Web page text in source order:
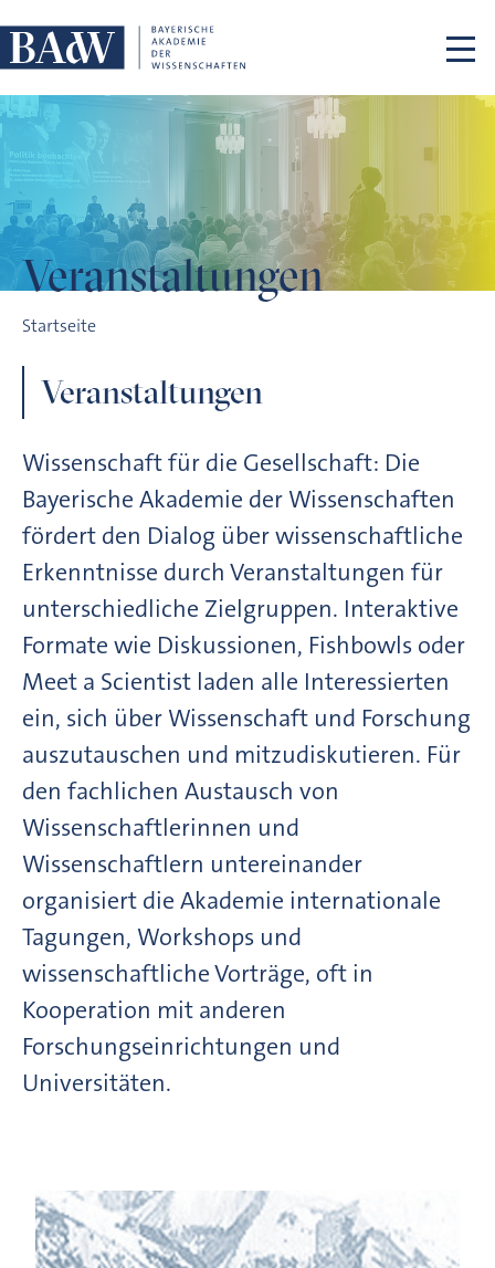
Veranstaltungen
Startseite
Veranstaltungen
Wissenschaft für die Gesellschaft: Die
Bayerische Akademie der Wissenschaften
fördert den Dialog über wissenschaftliche
Erkenntnisse durch Veranstaltungen für
unterschiedliche Zielgruppen. Interaktive
Formate wie Diskussionen, Fishbowls oder
Meet a Scientist laden alle Interessierten
ein, sich über Wissenschaft und Forschung
auszutauschen und mitzudiskutieren. Für
den fachlichen Austausch von
Wissenschaftlerinnen und
Wissenschaftlern untereinander
organisiert die Akademie internationale
Tagungen, Workshops und
wissenschaftliche Vorträge, oft in
Kooperation mit anderen
Forschungseinrichtungen und
Universitäten.